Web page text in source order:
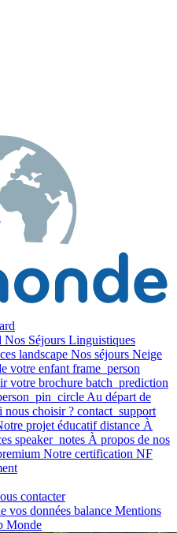
Nos Séjours Linguistiques
landscape Nos séjours Neige
votre enfant frame_person
votre brochure batch_prediction
Au départ de
nous choisir ? contact_support
projet éducatif distance À
speaker_notes À propos de nos
Notre certification NF
contacter
vos données balance Mentions
Monde